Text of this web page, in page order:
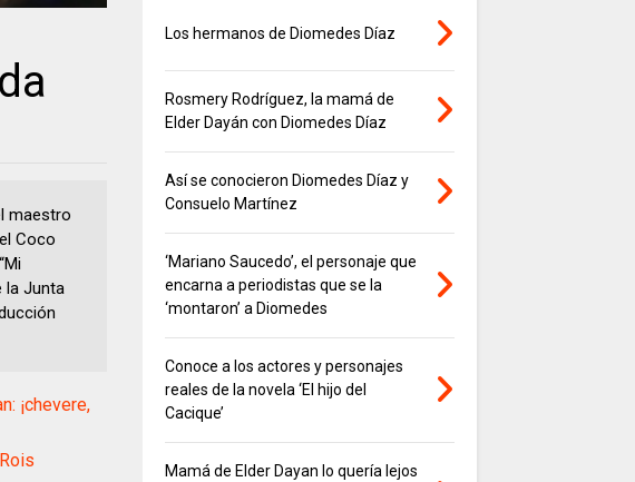
maestro
Coco
la Junta
¡chevere,
Los hermanos de Diomedes Díaz
Rosmery Rodríguez, la mamá de
Elder Dayán con Diomedes Díaz
Así se conocieron Diomedes Díaz y
Consuelo Martínez
‘Mariano Saucedo’, el personaje que
encarna a periodistas que se la
‘montaron’ a Diomedes
Conoce a los actores y personajes
reales de la novela ‘El hijo del
Cacique’
Mamá de Elder Dayan lo quería lejos